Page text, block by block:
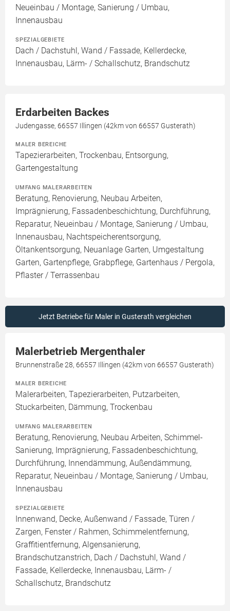
Neueinbau / Montage, Sanierung / Umbau,
Innenausbau
SPEZIALGEBIETE
Dach / Dachstuhl, Wand / Fassade, Kellerdecke,
Innenausbau, Lärm- / Schallschutz, Brandschutz
Erdarbeiten Backes
Judengasse, 66557 Illingen (42km von 66557 Gusterath)
MALER BEREICHE
Tapezierarbeiten, Trockenbau, Entsorgung,
Gartengestaltung
UMFANG MALERARBEITEN
Beratung, Renovierung, Neubau Arbeiten,
Imprägnierung, Fassadenbeschichtung, Durchführung,
Reparatur, Neueinbau / Montage, Sanierung / Umbau,
Innenausbau, Nachtspeicherentsorgung,
Öltankentsorgung, Neuanlage Garten, Umgestaltung
Garten, Gartenpflege, Grabpflege, Gartenhaus / Pergola,
Pflaster / Terrassenbau
Jetzt Betriebe für Maler in Gusterath vergleichen
Malerbetrieb Mergenthaler
Brunnenstraße 28, 66557 Illingen (42km von 66557 Gusterath)
MALER BEREICHE
Malerarbeiten, Tapezierarbeiten, Putzarbeiten,
Stuckarbeiten, Dämmung, Trockenbau
UMFANG MALERARBEITEN
Beratung, Renovierung, Neubau Arbeiten, Schimmel-
Sanierung, Imprägnierung, Fassadenbeschichtung,
Durchführung, Innendämmung, Außendämmung,
Reparatur, Neueinbau / Montage, Sanierung / Umbau,
Innenausbau
SPEZIALGEBIETE
Innenwand, Decke, Außenwand / Fassade, Türen /
Zargen, Fenster / Rahmen, Schimmelentfernung,
Graffitientfernung, Algensanierung,
Brandschutzanstrich, Dach / Dachstuhl, Wand /
Fassade, Kellerdecke, Innenausbau, Lärm- /
Schallschutz, Brandschutz